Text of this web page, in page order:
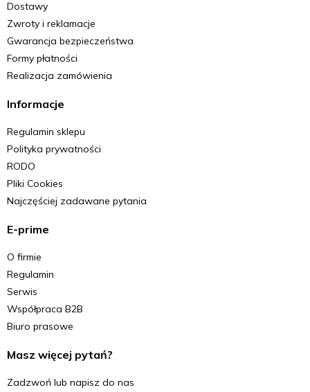
Dostawy
Zwroty i reklamacje
Gwarancja bezpieczeństwa
Formy płatności
Realizacja zamówienia
Informacje
Regulamin sklepu
Polityka prywatności
RODO
Pliki Cookies
Najczęściej zadawane pytania
E-prime
O firmie
Regulamin
Serwis
Współpraca B2B
Biuro prasowe
Masz więcej pytań?
Zadzwoń lub napisz do nas